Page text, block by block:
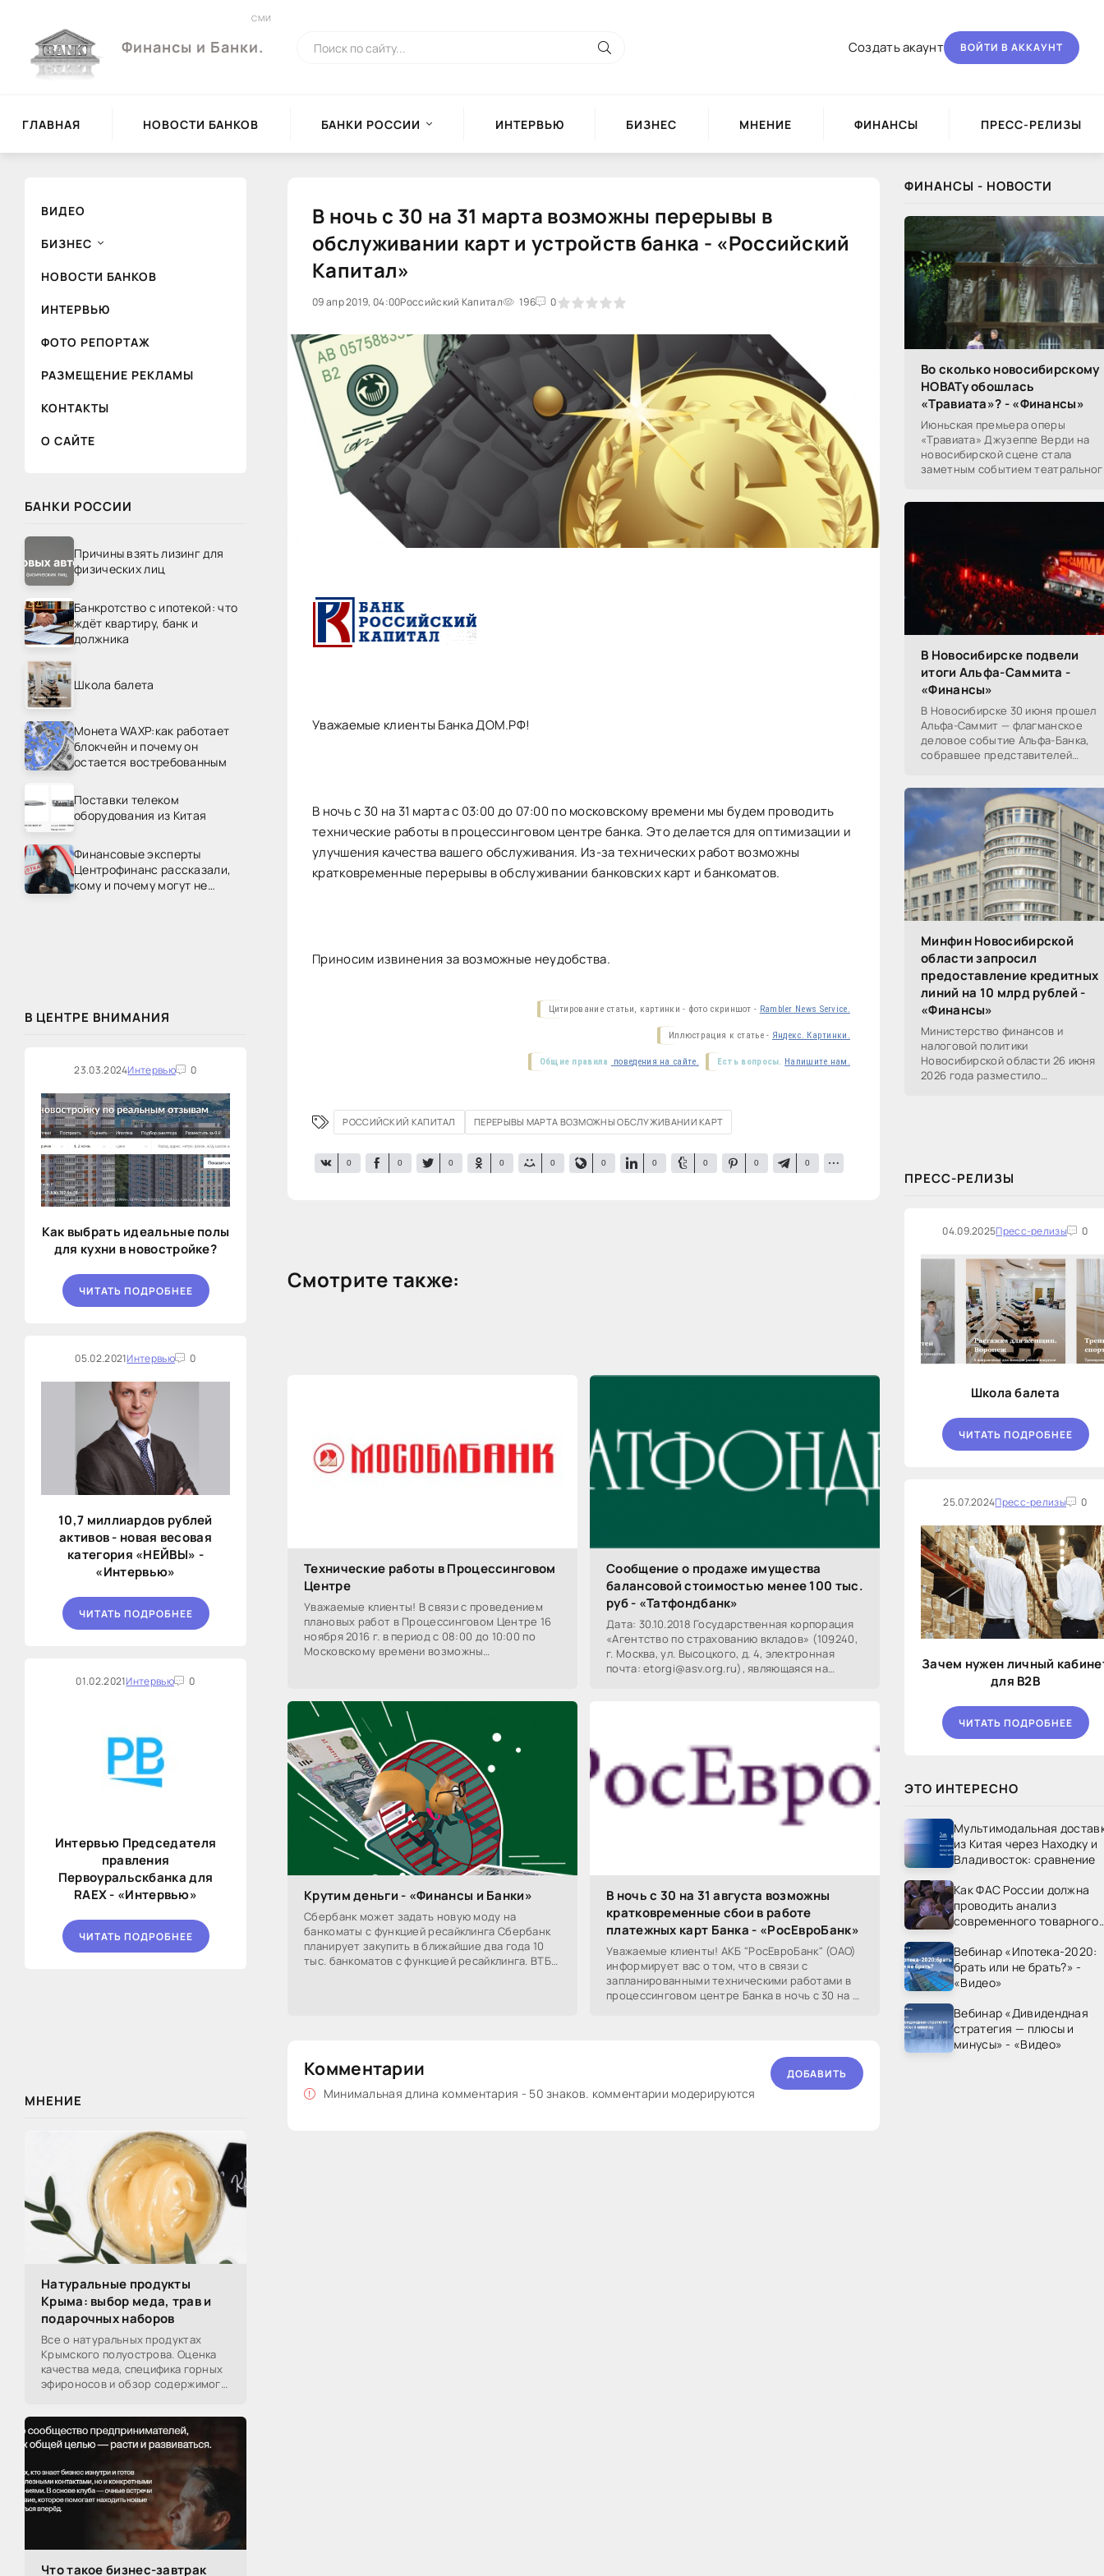
Финансы и Банки.
СМИ
Создать акаунт ВОЙТИ В АККАУНТ
ГЛАВНАЯ НОВОСТИ БАНКОВ БАНКИ РОССИИ ИНТЕРВЬЮ БИЗНЕС МНЕНИЕ ФИНАНСЫ ПРЕСС-РЕЛИЗЫ
ВИДЕО
БИЗНЕС
НОВОСТИ БАНКОВ
ИНТЕРВЬЮ
ФОТО РЕПОРТАЖ
РАЗМЕЩЕНИЕ РЕКЛАМЫ
КОНТАКТЫ
О САЙТЕ
БАНКИ РОССИИ
Причины взять лизинг для
физических лиц
Банкротство с ипотекой: что
ждёт квартиру, банк и
должника
Школа балета
Монета WAXP:как работает
блокчейн и почему он
остается востребованным
Поставки телеком
оборудования из Китая
Финансовые эксперты
Центрофинанс рассказали,
кому и почему могут не
В ЦЕНТРЕ ВНИМАНИЯ
23.03.2024Интервью 0
Как выбрать идеальные полы
для кухни в новостройке?
ЧИТАТЬ ПОДРОБНЕЕ
05.02.2021Интервью 0
10,7 миллиардов рублей
активов - новая весовая
категория «НЕЙВЫ» -
«Интервью»
ЧИТАТЬ ПОДРОБНЕЕ
01.02.2021Интервью 0
Интервью Председателя
правления
Первоуральскбанка для
RAEX - «Интервью»
ЧИТАТЬ ПОДРОБНЕЕ
МНЕНИЕ
Натуральные продукты
Крыма: выбор меда, трав и
подарочных наборов
Все о натуральных продуктах
Крымского полуострова. Оценка
качества меда, специфика горных
эфироносов и обзор содержимого
производителей.
Что такое бизнес-завтрак
В ночь с 30 на 31 марта возможны перерывы в
обслуживании карт и устройств банка - «Российский
Капитал»
09 апр 2019, 04:00Российский Капитал 196 0
0 1 2 3 4 5
Уважаемые клиенты Банка ДОМ.РФ!
В ночь с 30 на 31 марта с 03:00 до 07:00 по московскому времени мы будем проводить
технические работы в процессинговом центре банка. Это делается для оптимизации и
улучшения качества вашего обслуживания. Из-за технических работ возможны
кратковременные перерывы в обслуживании банковских карт и банкоматов.
Приносим извинения за возможные неудобства.
Цитирование статьи, картинки - фото скриншот - Rambler News Service.
Иллюстрация к статье - Яндекс. Картинки.
Есть вопросы. Напишите нам.
Общие правила поведения на сайте.
РОССИЙСКИЙ КАПИТАЛ ПЕРЕРЫВЫ МАРТА ВОЗМОЖНЫ ОБСЛУЖИВАНИИ КАРТ
0 0 0 0 0 0 0 0 0 0
Смотрите также:
Технические работы в Процессинговом
Центре
Уважаемые клиенты! В связи с проведением
плановых работ в Процессинговом Центре 16
ноября 2016 г. в период с 08:00 до 10:00 по
Московскому времени возможны
Сообщение о продаже имущества
балансовой стоимостью менее 100 тыс.
руб - «Татфондбанк»
Дата: 30.10.2018 Государственная корпорация
«Агентство по страхованию вкладов» (109240,
г. Москва, ул. Высоцкого, д. 4, электронная
почта: etorgi@asv.org.ru), являющаяся на
Крутим деньги - «Финансы и Банки»
Сбербанк может задать новую моду на
банкоматы с функцией ресайклинга Сбербанк
планирует закупить в ближайшие два года 10
тыс. банкоматов с функцией ресайклинга. ВТБ
В ночь с 30 на 31 августа возможны
кратковременные сбои в работе
платежных карт Банка - «РосЕвроБанк»
Уважаемые клиенты! АКБ "РосЕвроБанк" (ОАО)
информирует вас о том, что в связи с
запланированными техническими работами в
процессинговом центре Банка в ночь с 30 на 31
Комментарии
Минимальная длина комментария - 50 знаков. комментарии модерируются
ДОБАВИТЬ
ФИНАНСЫ - НОВОСТИ
Во сколько новосибирскому
НОВАТу обошлась
«Травиата»? - «Финансы»
Июньская премьера оперы
«Травиата» Джузеппе Верди на
новосибирской сцене стала
заметным событием
Посетители НОВАТа, с которыми
В Новосибирске подвели
итоги Альфа-Саммита -
«Финансы»
В Новосибирске 30 июня прошел
Альфа-Саммит — флагманское
деловое событие Альфа-Банка,
собравшее представителей
реального, технологического,
финансового и других
Минфин Новосибирской
области запросил
предоставление кредитных
линий на 10 млрд рублей -
«Финансы»
Министерство финансов и
налоговой политики
Новосибирской области 26 июня
2026 года разместило
ПРЕСС-РЕЛИЗЫ
04.09.2025Пресс-релизы 0
Школа балета
ЧИТАТЬ ПОДРОБНЕЕ
25.07.2024Пресс-релизы 0
Зачем нужен личный
для B2B
ЧИТАТЬ ПОДРОБНЕЕ
ЭТО ИНТЕРЕСНО
Мультимодальная
из Китая через Находку и
Владивосток: сравнение
Как ФАС России должна
проводить анализ
современного товарного
России»
Вебинар «Ипотека-2020:
брать или не брать?» -
«Видео»
Вебинар «Дивидендная
стратегия — плюсы и
минусы» - «Видео»